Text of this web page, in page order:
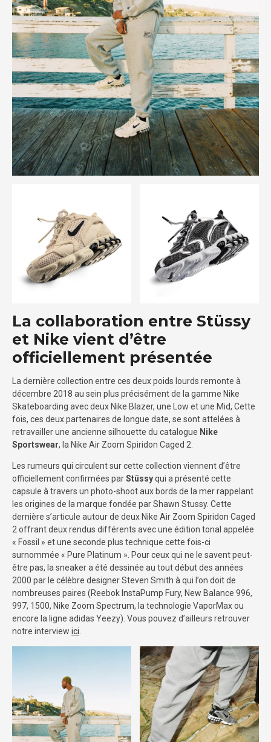
La collaboration entre Stüssy
et Nike vient d’être
officiellement présentée
La dernière collection entre ces deux poids lourds remonte à
décembre 2018 au sein plus précisément de la gamme Nike
Skateboarding avec deux Nike Blazer, une Low et une Mid, Cette
fois, ces deux partenaires de longue date, se sont attelées à
retravailler une ancienne silhouette du catalogue Nike
Sportswear, la Nike Air Zoom Spiridon Caged 2.
Les rumeurs qui circulent sur cette collection viennent d’être
officiellement confirmées parStüssyqui a présenté cette
capsule à travers un photo-shoot aux bords de la mer rappelant
les origines de la marque fondée par Shawn Stussy. Cette
dernière s’articule autour de deux Nike Air Zoom Spiridon Caged
2 offrant deux rendus différents avec une édition tonal appelée
« Fossil » et une seconde plus technique cette fois-ci
surnommée « Pure Platinum ». Pour ceux qui ne le savent peut-
être pas, la sneaker a été dessinée au tout début des années
2000 par le célèbre designer Steven Smith à qui l’on doit de
nombreuses paires (Reebok InstaPump Fury, New Balance 996,
997, 1500, Nike Zoom Spectrum, la technologie VaporMax ou
encore la ligne adidas Yeezy). Vous pouvez d’ailleurs retrouver
notre interview ici.